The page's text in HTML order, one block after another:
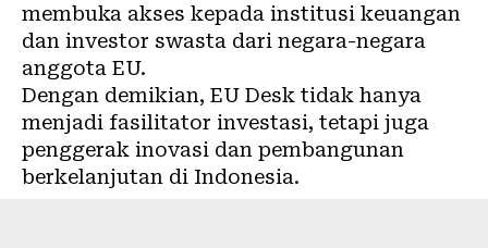
membuka akses kepada institusi keuangan
dan investor swasta dari negara-negara
anggota EU.
Dengan demikian, EU Desk tidak hanya
menjadi fasilitator investasi, tetapi juga
penggerak inovasi dan pembangunan
berkelanjutan di Indonesia.